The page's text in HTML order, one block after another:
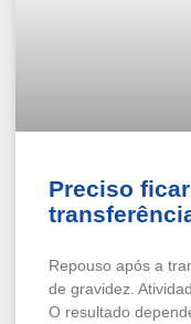
Preciso
Repouso após a
de gravidez.
O resultado